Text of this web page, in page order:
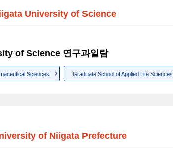
University of Science
of Science 연구과일람
Sciences Graduate School of Applied Life Sciences
of Niigata Prefecture